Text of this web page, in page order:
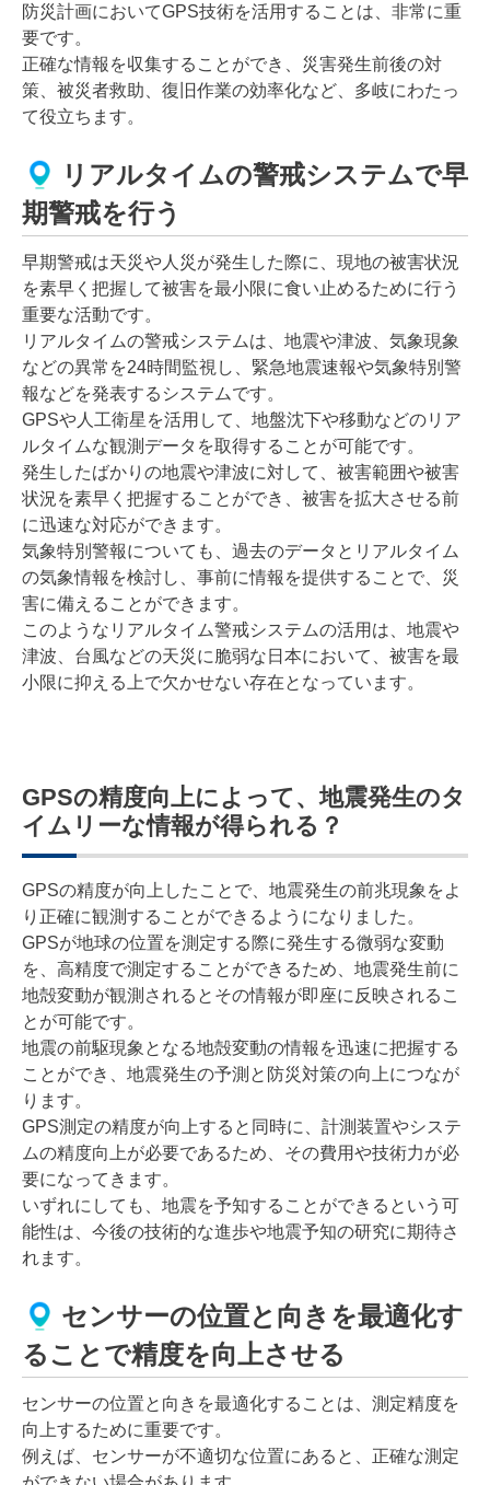
防災計画においてGPS技術を活用することは、非常に重
要です。
正確な情報を収集することができ、災害発生前後の対
策、被災者救助、復旧作業の効率化など、多岐にわたっ
て役立ちます。
リアルタイムの警戒システムで早
期警戒を行う
早期警戒は天災や人災が発生した際に、現地の被害状況
を素早く把握して被害を最小限に食い止めるために行う
重要な活動です。
リアルタイムの警戒システムは、地震や津波、気象現象
などの異常を24時間監視し、緊急地震速報や気象特別警
報などを発表するシステムです。
GPSや人工衛星を活用して、地盤沈下や移動などのリア
ルタイムな観測データを取得することが可能です。
発生したばかりの地震や津波に対して、被害範囲や被害
状況を素早く把握することができ、被害を拡大させる前
に迅速な対応ができます。
気象特別警報についても、過去のデータとリアルタイム
の気象情報を検討し、事前に情報を提供することで、災
害に備えることができます。
このようなリアルタイム警戒システムの活用は、地震や
津波、台風などの天災に脆弱な日本において、被害を最
小限に抑える上で欠かせない存在となっています。
GPSの精度向上によって、地震発生のタ
イムリーな情報が得られる？
GPSの精度が向上したことで、地震発生の前兆現象をよ
り正確に観測することができるようになりました。
GPSが地球の位置を測定する際に発生する微弱な変動
を、高精度で測定することができるため、地震発生前に
地殻変動が観測されるとその情報が即座に反映されるこ
とが可能です。
地震の前駆現象となる地殻変動の情報を迅速に把握する
ことができ、地震発生の予測と防災対策の向上につなが
ります。
GPS測定の精度が向上すると同時に、計測装置やシステ
ムの精度向上が必要であるため、その費用や技術力が必
要になってきます。
いずれにしても、地震を予知することができるという可
能性は、今後の技術的な進歩や地震予知の研究に期待さ
れます。
センサーの位置と向きを最適化す
ることで精度を向上させる
センサーの位置と向きを最適化することは、測定精度を
向上するために重要です。
例えば、センサーが不適切な位置にあると、正確な測定